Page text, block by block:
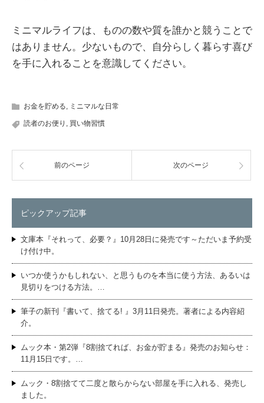
ミニマルライフは、ものの数や質を誰かと競うことで
はありません。少ないもので、自分らしく暮らす喜び
を手に入れることを意識してください。
お金を貯める, ミニマルな日常
読者のお便り , 買い物習慣
前のページ 次のページ
ピックアップ記事
文庫本『それって、必要？』10月28日に発売です～ただいま予約受
け付け中。
いつか使うかもしれない、と思うものを本当に使う方法、あるいは
見切りをつける方法。…
筆子の新刊『書いて、捨てる! 』3月11日発売。著者による内容紹
介。
ムック本・第2弾『8割捨てれば、お金が貯まる』発売のお知らせ：
11月15日です。…
ムック・8割捨てて二度と散らからない部屋を手に入れる、発売し
ました。